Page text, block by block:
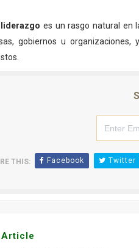
es un rasgo natural en
gobiernos u
THIS: Facebook Twitter
Article